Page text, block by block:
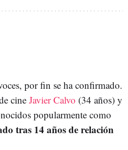
por fin se ha confirmado.
cine Javier Calvo (34 años) y
popularmente como
tras 14 años de relación